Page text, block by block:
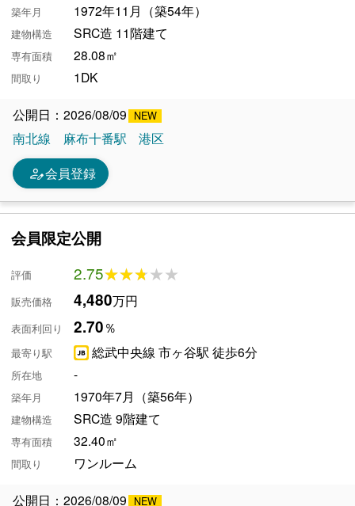
築年月 1972年11月（築54年）
建物構造 SRC造 11階建て
専有面積 28.08㎡
間取り 1DK
公開日：2026/08/09
南北線
麻布十番駅 港区
person_edit会員登録
会員限定公開
評価 2.75★★★★★
★★★★★
販売価格 4,480万円
表面利回り 2.70％
最寄り駅 総武中央線 市ヶ谷駅 徒歩6分
所在地 -
築年月 1970年7月（築56年）
建物構造 SRC造 9階建て
専有面積 32.40㎡
間取り ワンルーム
公開日：2026/08/09